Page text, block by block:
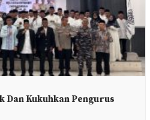
Dan Kukuhkan Pengurus